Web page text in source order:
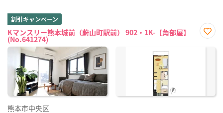
割引キャンペーン
Kマンスリー熊本城前（蔚山町駅前） 902・1K-【角部屋】
(No.641274)
に入
熊本市中央区